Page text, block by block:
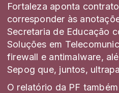
Fortaleza aponta
corresponder às
Secretaria de Educação
Soluções em
firewall e antimalware,
Sepog que, juntos,
O relatório da PF